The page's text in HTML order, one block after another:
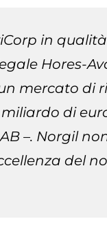
in
Hores-
mercato di
di
–. Norgil
del